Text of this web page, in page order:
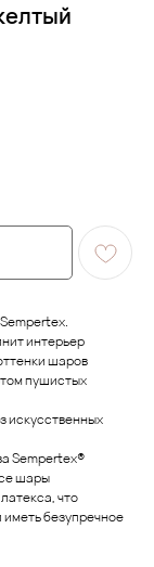
интерьер
шаров
пушистых
искусственных
Sempertex®
шары
что
иметь безупречное